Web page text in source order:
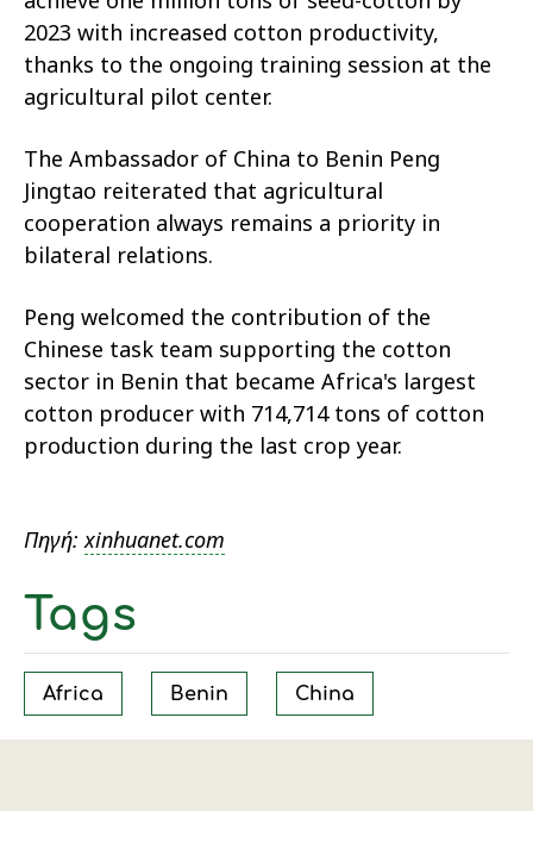
2023 with increased cotton productivity,
thanks to the ongoing training session at the
agricultural pilot center.
The Ambassador of China to Benin Peng
Jingtao reiterated that agricultural
cooperation always remains a priority in
bilateral relations.
Peng welcomed the contribution of the
Chinese task team supporting the cotton
sector in Benin that became Africa's largest
cotton producer with 714,714 tons of cotton
production during the last crop year.
Πηγή:xinhuanet.com
Tags
Africa Benin China